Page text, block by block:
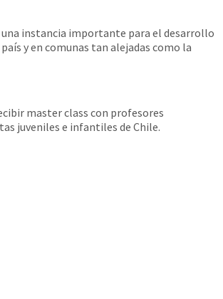
una instancia importante para el desarrollo
y en comunas tan alejadas como la
master class con profesores
juveniles e infantiles de Chile.